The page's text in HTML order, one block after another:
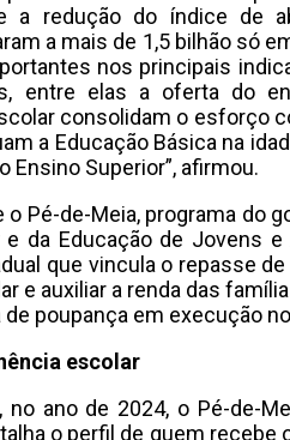
a redução do índice de
a mais de 1,5 bilhão só
nos principais
entre elas a oferta do
consolidam o esforço
a Educação Básica na
Superior”, afirmou.
o Pé-de-Meia, programa do
da Educação de Jovens
que vincula o repasse
e auxiliar a renda das
poupança em execução
escolar
no ano de 2024, o Pé-de-
o perfil de quem recebe